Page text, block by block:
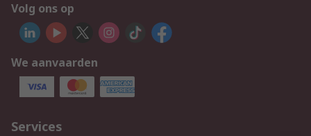
Volg ons op
We aanvaarden
Services